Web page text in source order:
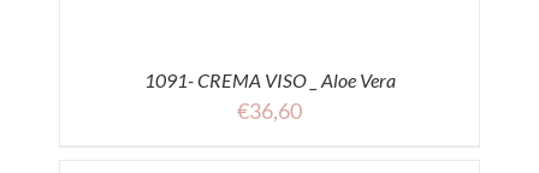
1091- CREMA VISO _ Aloe Vera
€36,60